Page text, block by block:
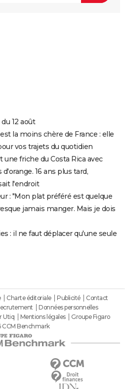
12 août
la moins chère de France : elle
vos trajets du quotidien
une friche du Costa Rica avec
16 ans plus tard,
l'endroit
: "Mon plat préféré est quelque
jamais manger. Mais je dois
: il ne faut déplacer qu'une seule
Charte éditoriale Publicité
Contact
Données personnelles
Utiq Mentions légales
Groupe Figaro
Benchmark